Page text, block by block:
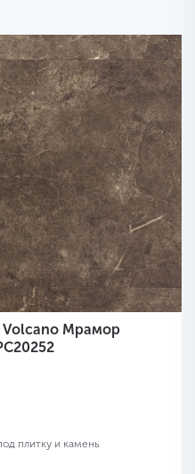
Volcano Мрамор
плитку и камень